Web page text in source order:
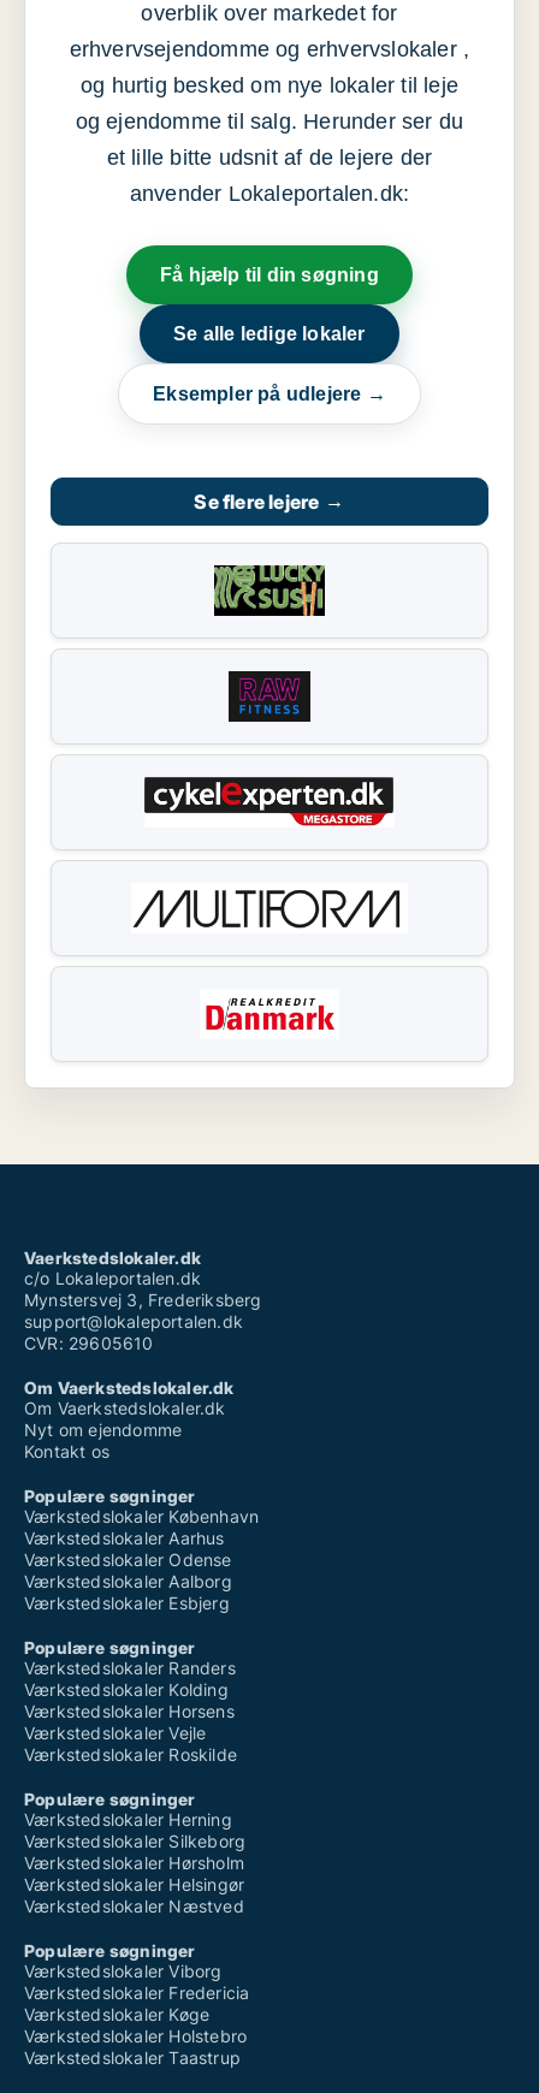
overblik over markedet for
erhvervsejendomme og erhvervslokaler ,
og hurtig besked om nye lokaler til leje
og ejendomme til salg. Herunder ser du
et lille bitte udsnit af de lejere der
anvender Lokaleportalen.dk:
Få hjælp til din søgning
Se alle ledige lokaler
Eksempler på udlejere →
Se flere lejere →
Vaerkstedslokaler.dk
c/o Lokaleportalen.dk
Mynstersvej 3, Frederiksberg
support@lokaleportalen.dk
CVR: 29605610
Om Vaerkstedslokaler.dk
Om Vaerkstedslokaler.dk
Nyt om ejendomme
Kontakt os
Populære søgninger
Værkstedslokaler København
Værkstedslokaler Aarhus
Værkstedslokaler Odense
Værkstedslokaler Aalborg
Værkstedslokaler Esbjerg
Populære søgninger
Værkstedslokaler Randers
Værkstedslokaler Kolding
Værkstedslokaler Horsens
Værkstedslokaler Vejle
Værkstedslokaler Roskilde
Populære søgninger
Værkstedslokaler Herning
Værkstedslokaler Silkeborg
Værkstedslokaler Hørsholm
Værkstedslokaler Helsingør
Værkstedslokaler Næstved
Populære søgninger
Værkstedslokaler Viborg
Værkstedslokaler Fredericia
Værkstedslokaler Køge
Værkstedslokaler Holstebro
Værkstedslokaler Taastrup